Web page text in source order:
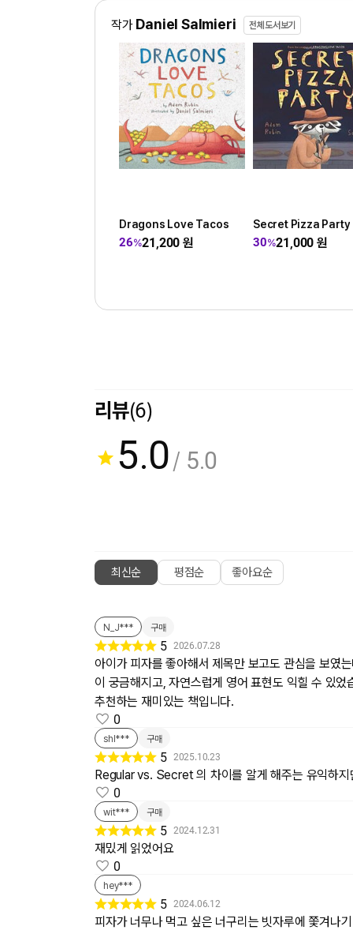
작가 Daniel Salmieri 전체도서보기
Dragons Love Tacos
26%21,200원
Secret Pizza Party
30%21,000원
리뷰(6)
5.0/ 5.0
최신순 평점순 좋아요순
N_J*** 구매
5 2026.07.28
아이가 피자를 좋아해서 제목만 보고도 관심을 보였
이 궁금해지고, 자연스럽게 영어 표현도 익힐 수 있
추천하는 재미있는 책입니다.
0
shl*** 구매
5 2025.10.23
Regular vs. Secret 의 차이를 알게 해주는 유익하지
0
wit*** 구매
5 2024.12.31
재밌게 읽었어요
0
hey***
5 2024.06.12
피자가 너무나 먹고 싶은 너구리는 빗자루에 쫓겨나